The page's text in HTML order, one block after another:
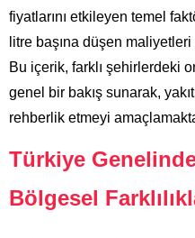
fiyatlarını etkileyen temel
litre başına düşen
Bu içerik, farklı şehirlerdeki
genel bir bakış sunarak,
rehberlik etmeyi
Türkiye
Bölgesel